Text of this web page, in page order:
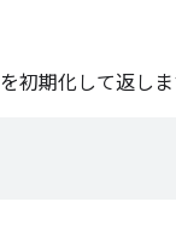
初期化して返しま